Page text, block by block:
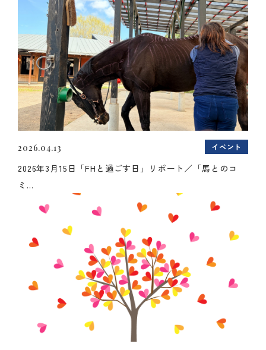
2026.04.13 イベント
2026年3月15日「FHと過ごす日」リポート／「馬とのコ
ミ...